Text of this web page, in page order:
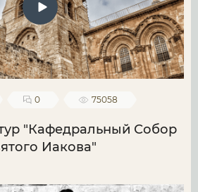
0 75058
"Кафедральный Собор
Иакова"